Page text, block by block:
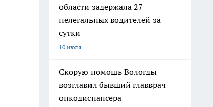
области задержала 27
нелегальных водителей за
сутки
10 июля
Скорую помощь Вологды
возглавил бывший главврач
онкодиспансера